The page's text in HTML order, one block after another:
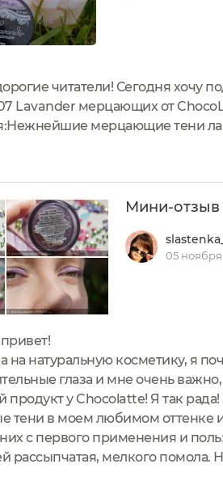
читатели! Сегодня хочу
Lavander мерцающих от
мерцающие тени
остаётся ярким весь день, не
Мини-отзыв
05 ноября
на натуральную косметику, я
глаза и мне очень
продукт у Chocolatte! Я так рада!
тени в моем любимом оттенке
с первого применения и
рассыпчатая, мелкого